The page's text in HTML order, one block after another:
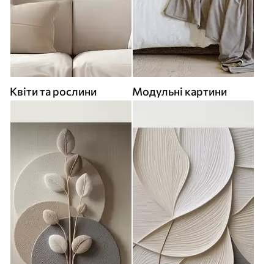
Квіти та рослини Модульні картини